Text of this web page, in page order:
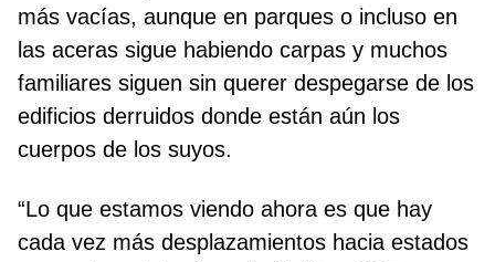
más vacías, aunque en parques o incluso en
las aceras sigue habiendo carpas y muchos
familiares siguen sin querer despegarse de los
edificios derruidos donde están aún los
cuerpos de los suyos.
“Lo que estamos viendo ahora es que hay
cada vez más desplazamientos hacia estados